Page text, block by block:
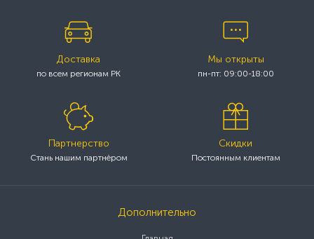
Доставка
по всем регионам РК
Мы открыты
пн-пт: 09:00-18:00
Партнерство
Стань нашим партнёром
Скидки
Постоянным клиентам
Дополнительно